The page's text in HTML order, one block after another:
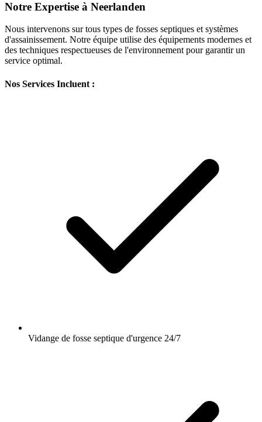
Notre Expertise à Neerlanden
Nous intervenons sur tous types de fosses septiques et systèmes
d'assainissement. Notre équipe utilise des équipements modernes et
des techniques respectueuses de l'environnement pour garantir un
service optimal.
Nos Services Incluent :
Vidange de fosse septique d'urgence 24/7